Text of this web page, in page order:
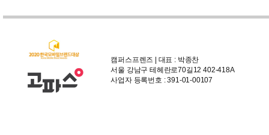
캠퍼스프렌즈 | 대표 : 박종찬
서울 강남구 테헤란로70길12 402-418A
사업자 등록번호 : 391-01-00107